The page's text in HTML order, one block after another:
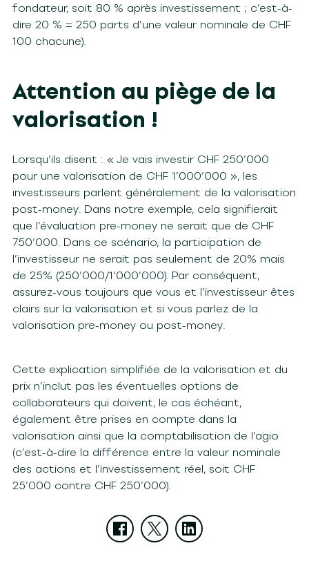
fondateur, soit 80 % après investissement ; c’est-à-
dire 20 % = 250 parts d’une valeur nominale de CHF
100 chacune).
Attention au piège de la
valorisation !
Lorsqu’ils disent : « Je vais investir CHF 250’000
pour une valorisation de CHF 1’000’000 », les
investisseurs parlent généralement de la valorisation
post-money. Dans notre exemple, cela signifierait
que l’évaluation pre-money ne serait que de CHF
750’000. Dans ce scénario, la participation de
l’investisseur ne serait pas seulement de 20% mais
de 25% (250’000/1’000’000). Par conséquent,
assurez-vous toujours que vous et l’investisseur êtes
clairs sur la valorisation et si vous parlez de la
valorisation pre-money ou post-money.
Cette explication simplifiée de la valorisation et du
prix n’inclut pas les éventuelles options de
collaborateurs qui doivent, le cas échéant,
également être prises en compte dans la
valorisation ainsi que la comptabilisation de l’agio
(c’est-à-dire la différence entre la valeur nominale
des actions et l’investissement réel, soit CHF
25’000 contre CHF 250’000).